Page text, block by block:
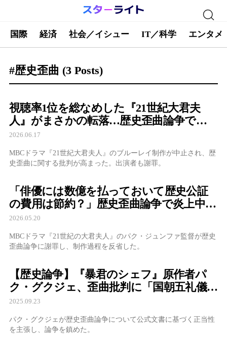
国際 経済 社会／イシュー IT／科学 エンタメ
#歴史歪曲 (3 Posts)
視聴率1位を総なめした『21世紀大君夫
人』がまさかの転落…歴史歪曲論争でブ
ルーレイ発売まで消滅
2026.06.17
MBCドラマ『21世紀大君夫人』のブルーレイ制作が中止され、歴
史歪曲に関する批判が高まった。出演者も謝罪。
「俳優には数億を払っておいて歴史公証
の費用は節約？」歴史歪曲論争で炎上中の
ドラマに専門家が苦言
2026.05.20
MBCドラマ『21世紀の大君夫人』のパク・ジュンファ監督が歴史
歪曲論争に謝罪し、制作過程を反省した。
【歴史論争】『暴君のシェフ』原作者パ
ク・グクジェ、歪曲批判に「国朝五礼儀
で正確に考証」と反論
2025.09.23
パク・グクジェが歴史歪曲論争について公式文書に基づく正当性
を主張し、論争を鎮めた。